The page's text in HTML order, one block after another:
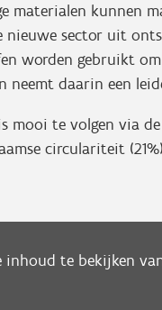
materialen kunnen
nieuwe sector uit
worden gebruikt
neemt daarin een
mooi te volgen via
circulariteit
inhoud te bekijken